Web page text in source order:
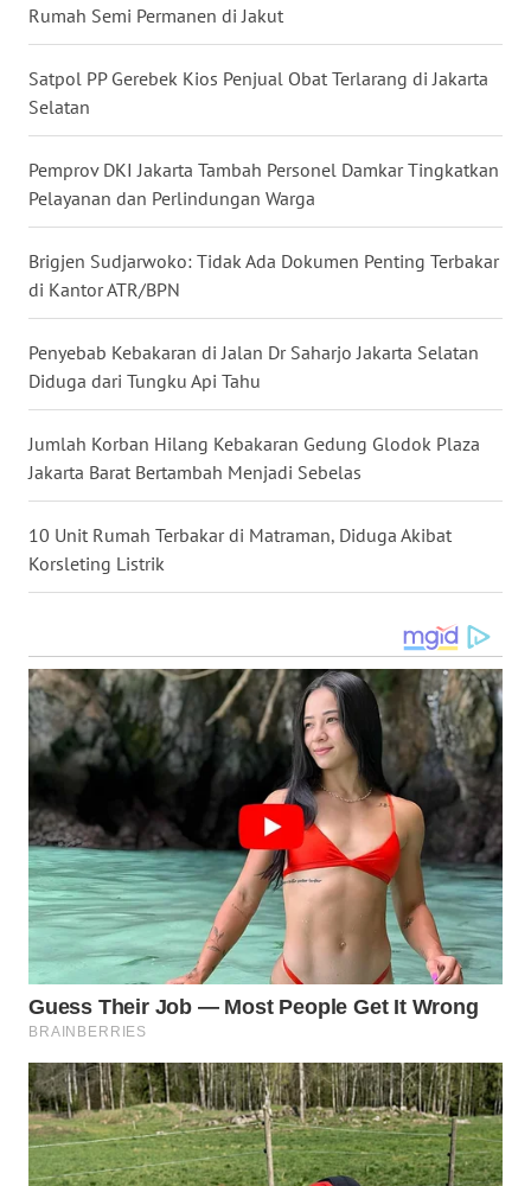
Rumah Semi Permanen di Jakut
Satpol PP Gerebek Kios Penjual Obat Terlarang di Jakarta
Selatan
Pemprov DKI Jakarta Tambah Personel Damkar Tingkatkan
Pelayanan dan Perlindungan Warga
Brigjen Sudjarwoko: Tidak Ada Dokumen Penting Terbakar
di Kantor ATR/BPN
Penyebab Kebakaran di Jalan Dr Saharjo Jakarta Selatan
Diduga dari Tungku Api Tahu
Jumlah Korban Hilang Kebakaran Gedung Glodok Plaza
Jakarta Barat Bertambah Menjadi Sebelas
10 Unit Rumah Terbakar di Matraman, Diduga Akibat
Korsleting Listrik
WN
KALSEL
WN
WN
WN
WN
SULUT
WN
MALUKU
WN
MALUT
DAIRI
WN
DANAU
TOBA
WN
NIAS
WN
LANGKAT
WN
TAPANULI
WN
TANJUNG
LESUNG